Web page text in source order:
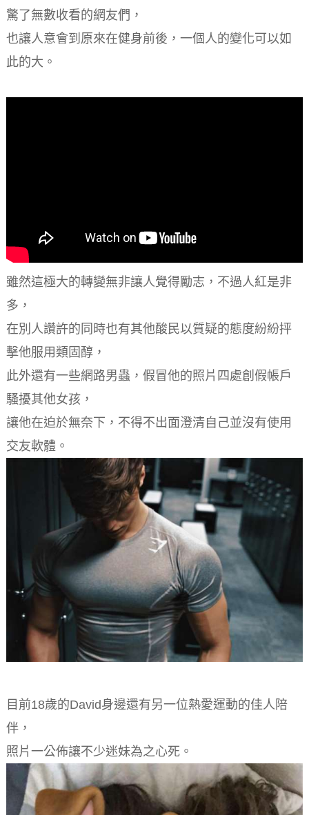
驚了無數收看的網友們，
也讓人意會到原來在健身前後，一個人的變化可以如
此的大。
雖然這極大的轉變無非讓人覺得勵志，不過人紅是非
多，
在別人讚許的同時也有其他酸民以質疑的態度紛紛抨
擊他服用類固醇，
此外還有一些網路男蟲，假冒他的照片四處創假帳戶
騷擾其他女孩，
讓他在迫於無奈下，不得不出面澄清自己並沒有使用
交友軟體。
目前18歲的David身邊還有另一位熱愛運動的佳人陪
伴，
照片一公佈讓不少迷妹為之心死。